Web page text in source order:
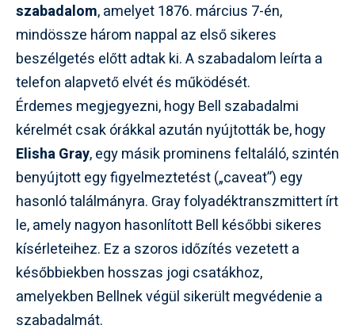
szabadalom, amelyet 1876. március 7-én,
mindössze három nappal az első sikeres
beszélgetés előtt adtak ki. A szabadalom leírta a
telefon alapvető elvét és működését.
Érdemes megjegyezni, hogy Bell szabadalmi
kérelmét csak órákkal azután nyújtották be, hogy
Elisha Gray, egy másik prominens feltaláló, szintén
benyújtott egy figyelmeztetést („caveat”) egy
hasonló találmányra. Gray folyadéktranszmittert írt
le, amely nagyon hasonlított Bell későbbi sikeres
kísérleteihez. Ez a szoros időzítés vezetett a
későbbiekben hosszas jogi csatákhoz,
amelyekben Bellnek végül sikerült megvédenie a
szabadalmát.